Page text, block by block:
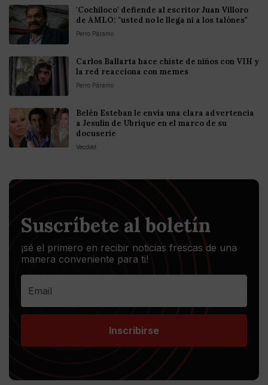
'Cochiloco' defiende al escritor Juan Villoro
de AMLO: "usted no le llega ni a los talónes"
Perro Páramo
Carlos Ballarta hace chiste de niños con VIH y
la red reacciona con memes
Perro Páramo
Belén Esteban le envía una clara advertencia
a Jesulín de Ubrique en el marco de su
docuserie
VecoVet
Suscríbete al boletín
¡sé el primero en recibir noticias frescas de una
manera conveniente para ti!
Inscribirse